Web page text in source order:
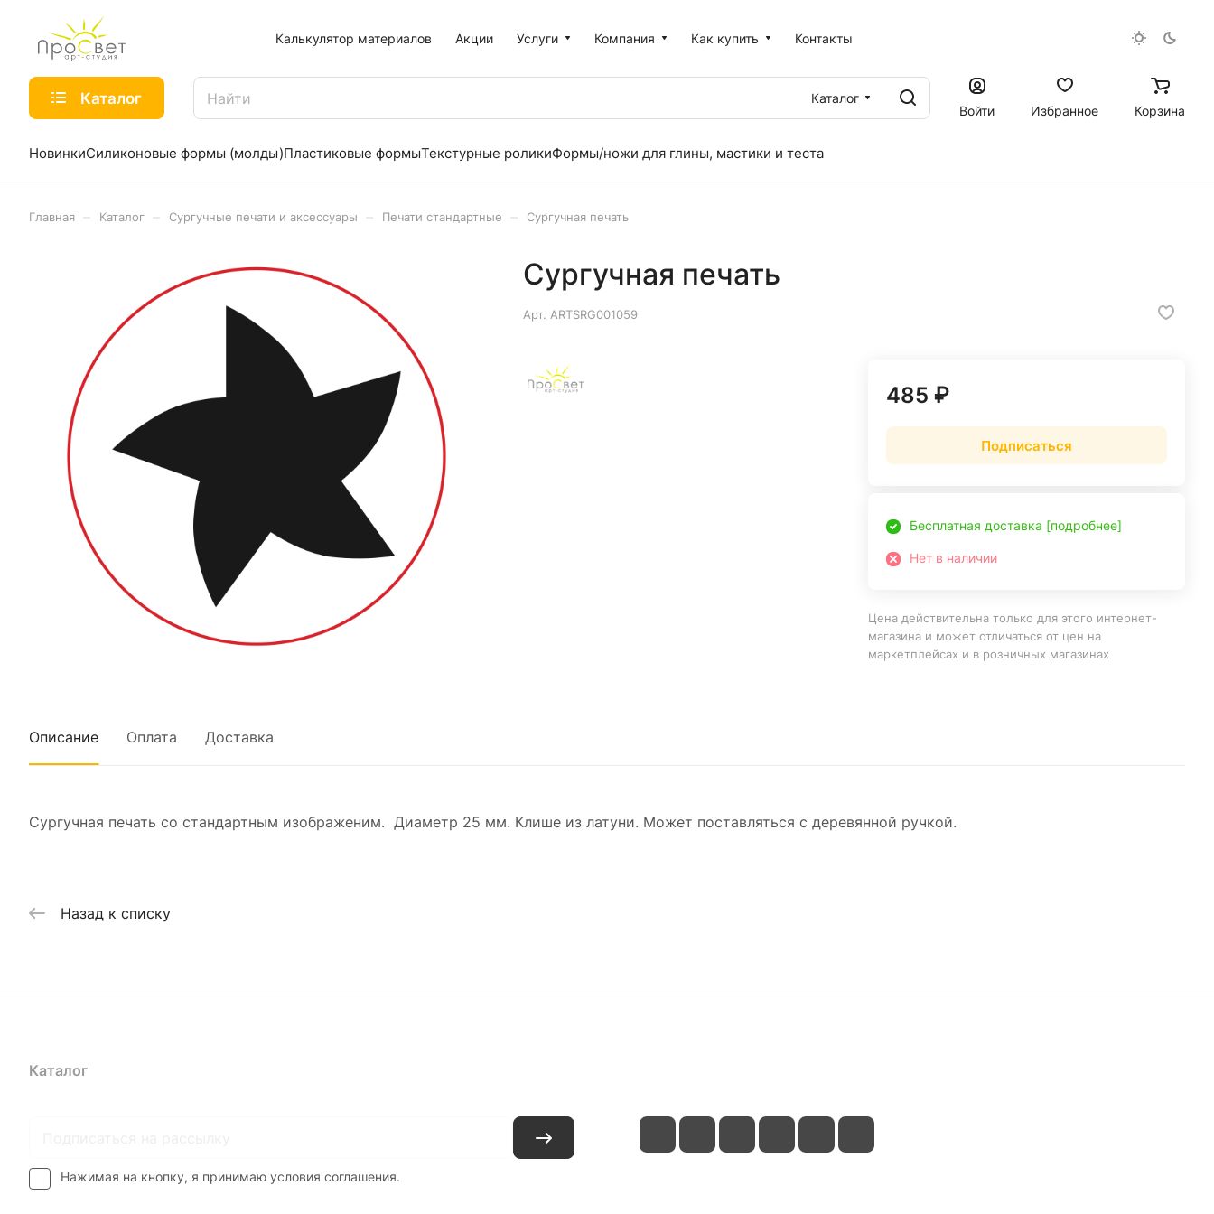
Калькулятор материалов Акции Услуги Компания Как купить Контакты
Каталог
Каталог
Войти
Избранное Корзина
НовинкиСиликоновые формы (молды)Пластиковые формыТекстурные роликиФормы/ножи для глины, мастики и теста
Главная Каталог Сургучные печати и аксессуары Печати стандартные Сургучная печать
Сургучная печать
Арт. ARTSRG001059
485 ₽
Подписаться
Бесплатная доставка [подробнее]
Нет в наличии
Цена действительна только для этого интернет-
магазина и может отличаться от цен на
маркетплейсах и в розничных магазинах
Описание Оплата Доставка
Сургучная печать со стандартным изображеним. Диаметр 25 мм. Клише из латуни. Может поставляться с деревянной ручкой.
Назад к списку
Каталог
Нажимая на кнопку, я принимаю условия соглашения.